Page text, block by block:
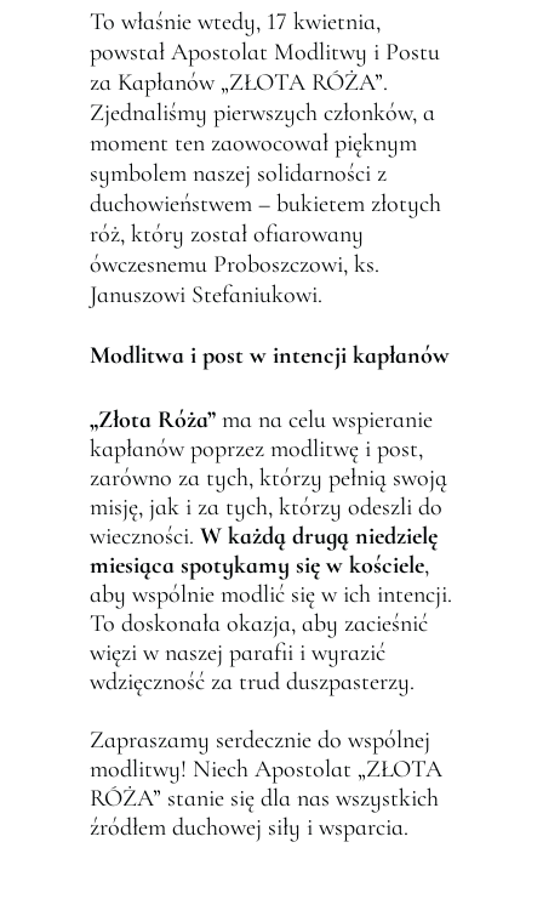
To właśnie wtedy, 17 kwietnia,
powstał Apostolat Modlitwy i Postu
za Kapłanów „ZŁOTA RÓŻA”.
Zjednaliśmy pierwszych członków, a
moment ten zaowocował pięknym
symbolem naszej solidarności z
duchowieństwem – bukietem złotych
róż, który został ofiarowany
ówczesnemu Proboszczowi, ks.
Januszowi Stefaniukowi.
Modlitwa i post w intencji kapłanów
„Złota Róża” ma na celu wspieranie
kapłanów poprzez modlitwę i post,
zarówno za tych, którzy pełnią swoją
misję, jak i za tych, którzy odeszli do
wieczności. W każdą drugą niedzielę
miesiąca spotykamy się w kościele,
aby wspólnie modlić się w ich intencji.
To doskonała okazja, aby zacieśnić
więzi w naszej parafii i wyrazić
wdzięczność za trud duszpasterzy.
Zapraszamy serdecznie do wspólnej
modlitwy! Niech Apostolat „ZŁOTA
RÓŻA” stanie się dla nas wszystkich
źródłem duchowej siły i wsparcia.